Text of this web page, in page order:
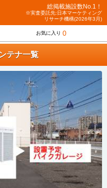
総掲載施設数No.1！
※実査委託先:日本マーケティング
リサーチ機構(2026年3月)
お気に入り 0
テナ一覧